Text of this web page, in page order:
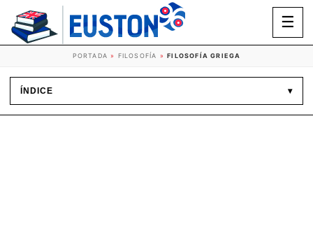
☰
PORTADA » FILOSOFÍA »FILOSOFÍA GRIEGA
ÍNDICE ▾